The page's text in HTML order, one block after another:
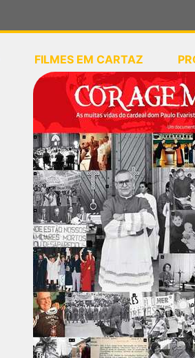
ou selecione sua
FILMES EM CARTAZ